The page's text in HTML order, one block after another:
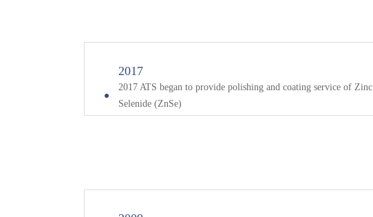
2017
2017 ATS began to provide polishing and coating service of Zinc
Selenide (ZnSe)